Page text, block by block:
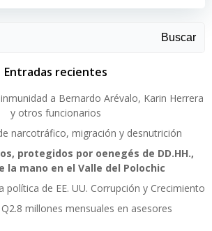
Buscar
Entradas recientes
a Bernardo Arévalo, Karin Herrera
y otros funcionarios
narcotráfico, migración y desnutrición
protegidos por oenegés de DD.HH.,
la mano en el Valle del Polochic
política de EE. UU. Corrupción y Crecimiento
millones mensuales en asesores